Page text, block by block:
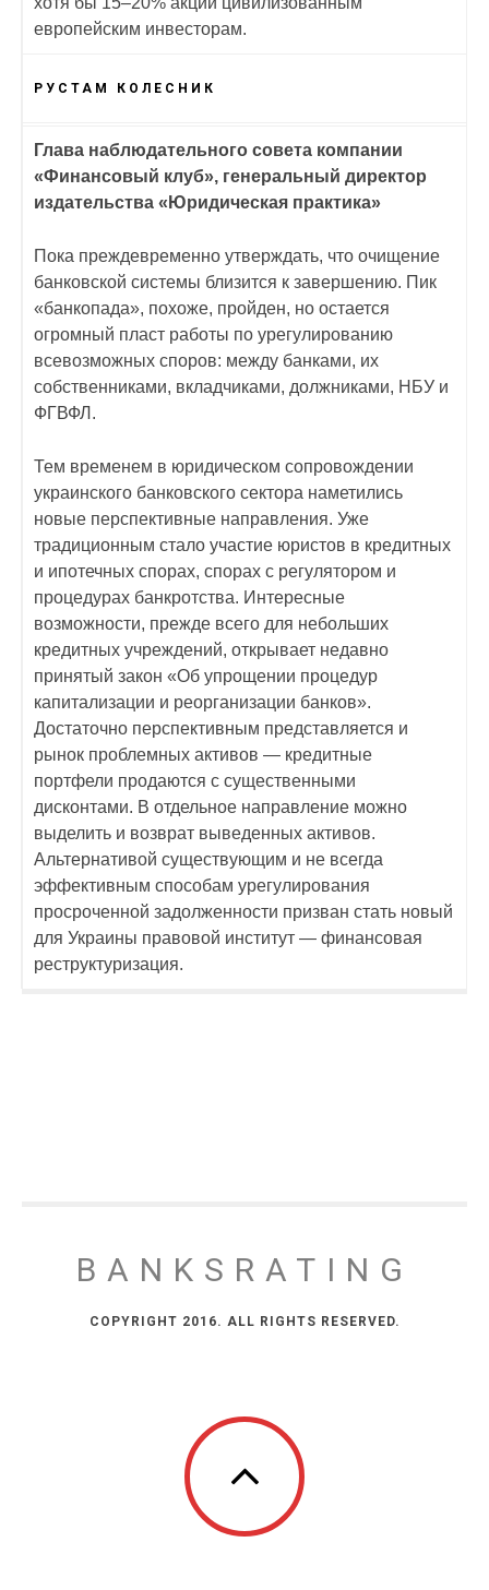
европейским инвесторам.
РУСТАМ КОЛЕСНИК
Глава наблюдательного совета компании
«Финансовый клуб», генеральный директор
издательства «Юридическая практика»
Пока преждевременно утверждать, что очищение
банковской системы близится к завершению. Пик
«банкопада», похоже, пройден, но остается
огромный пласт работы по урегулированию
всевозможных споров: между банками, их
собственниками, вкладчиками, должниками, НБУ и
ФГВФЛ.
Тем временем в юридическом сопровождении
украинского банковского сектора наметились
новые перспективные направления. Уже
традиционным стало участие юристов в кредитных
и ипотечных спорах, спорах с регулятором и
процедурах банкротства. Интересные
возможности, прежде всего для небольших
кредитных учреждений, открывает недавно
принятый закон «Об упрощении процедур
капитализации и реорганизации банков».
Достаточно перспективным представляется и
рынок проблемных активов — кредитные
портфели продаются с существенными
дисконтами. В отдельное направление можно
выделить и возврат выведенных активов.
Альтернативой существующим и не всегда
эффективным способам урегулирования
просроченной задолженности призван стать новый
для Украины правовой институт — финансовая
реструктуризация.
BANKSRATING
COPYRIGHT 2016. ALL RIGHTS RESERVED.